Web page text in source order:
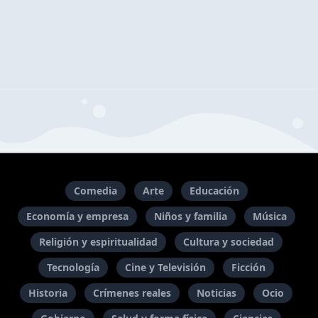
Comedia Arte
Educación
Economía y empresa
Niños y familia
Música
Religión y espiritualidad
Cultura y sociedad
Tecnología
Cine y Televisión
Ficción
Historia
Crímenes reales Noticias
Ocio